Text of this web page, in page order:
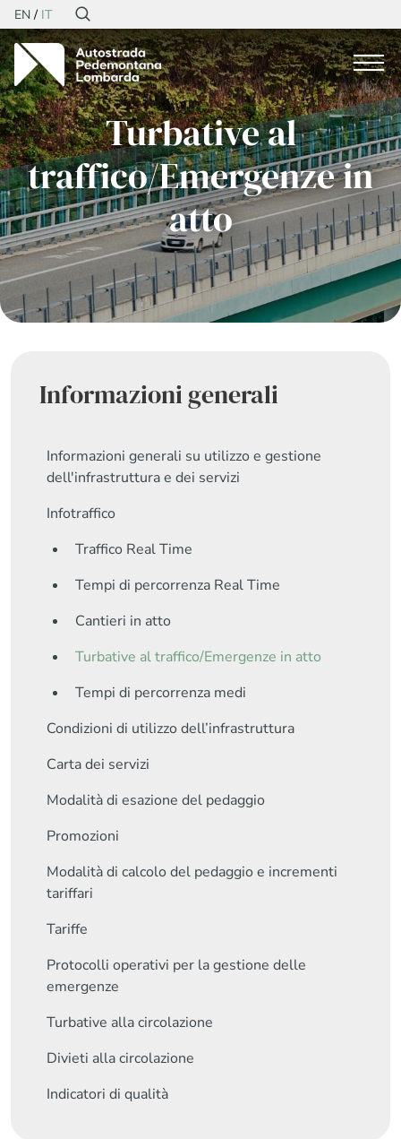
EN IT
Turbative al
traffico/Emergenze in
atto
Informazioni generali
Informazioni generali su utilizzo e gestione
dell'infrastruttura e dei servizi
Infotraffico
Traffico Real Time
Tempi di percorrenza Real Time
Cantieri in atto
Turbative al traffico/Emergenze in atto
Tempi di percorrenza medi
Condizioni di utilizzo dell’infrastruttura
Carta dei servizi
Modalità di esazione del pedaggio
Promozioni
Modalità di calcolo del pedaggio e incrementi
tariffari
Tariffe
Protocolli operativi per la gestione delle
emergenze
Turbative alla circolazione
Divieti alla circolazione
Indicatori di qualità